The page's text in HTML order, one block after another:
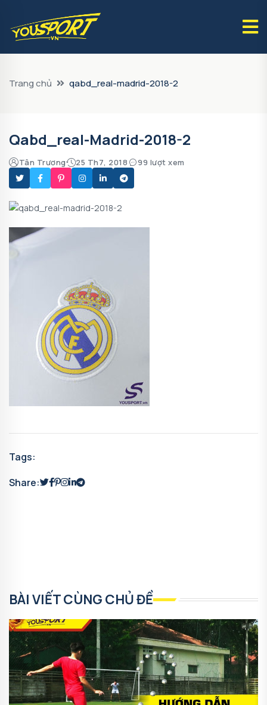
Trang chủ qabd_real-madrid-2018-2
Qabd_real-Madrid-2018-2
Tân Trương 25 Th7, 2018 99 lượt xem
Tags:
Share:
BÀI VIẾT CÙNG CHỦ ĐỀ